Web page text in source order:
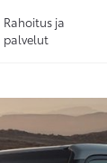
Rahoitus ja
palvelut